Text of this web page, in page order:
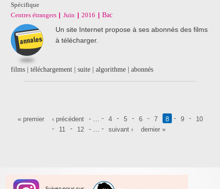
Spécifique
Centres étrangers
Juin 2016 Bac
Un site Internet propose à ses abonnés des films
à télécharger.
films | téléchargement | suite | algorithme | abonnés
Pages
« premier ‹ précédent 4 5 6 7 8 9
10
11
12 suivant › dernier »